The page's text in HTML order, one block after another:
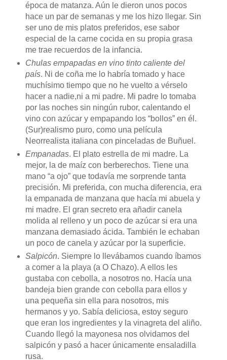
época de matanza. Aún le dieron unos pocos
hace un par de semanas y me los hizo llegar. Sin
ser uno de mis platos preferidos, ese sabor
especial de la carne cocida en su propia grasa
me trae recuerdos de la infancia.
Chulas empapadas en vino tinto caliente del
país. Ni de coña me lo habría tomado y hace
muchísimo tiempo que no he vuelto a vérselo
hacer a nadie,ni a mi padre. Mi padre lo tomaba
por las noches sin ningún rubor, calentando el
vino con azúcar y empapando los “bollos” en él.
(Sur)realismo puro, como una película
Neorrealista italiana con pinceladas de Buñuel.
Empanadas. El plato estrella de mi madre. La
mejor, la de maíz con berberechos. Tiene una
mano “a ojo” que todavía me sorprende tanta
precisión. Mi preferida, con mucha diferencia, era
la empanada de manzana que hacía mi abuela y
mi madre. El gran secreto era añadir canela
molida al relleno y un poco de azúcar si era una
manzana demasiado ácida. También le echaban
un poco de canela y azúcar por la superficie.
Salpicón. Siempre lo llevábamos cuando íbamos
a comer a la playa (a O Chazo). A ellos les
gustaba con cebolla, a nosotros no. Hacía una
bandeja bien grande con cebolla para ellos y
una pequeña sin ella para nosotros, mis
hermanos y yo. Sabía deliciosa, estoy seguro
que eran los ingredientes y la vinagreta del aliño.
Cuando llegó la mayonesa nos olvidamos del
salpicón y pasó a hacer únicamente ensaladilla
rusa.